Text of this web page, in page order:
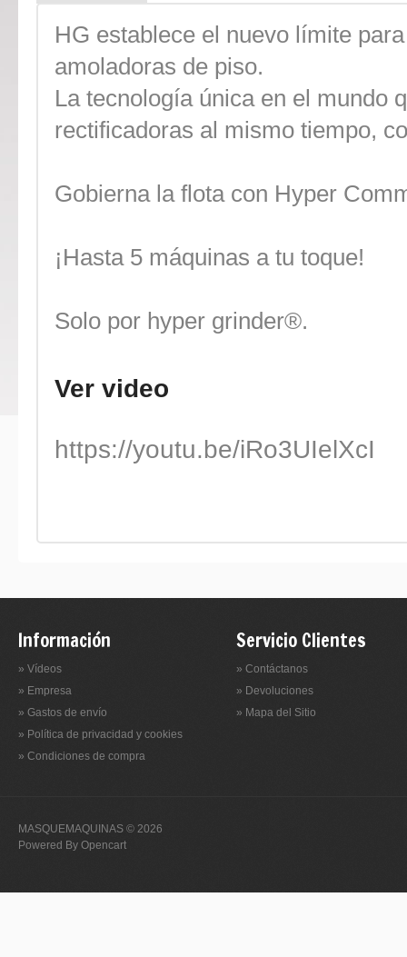
HG establece el nuevo límite
amoladoras de piso.
La tecnología única en el mundo
rectificadoras al mismo tiempo,
Gobierna la flota con Hyper
¡Hasta 5 máquinas a tu toque!
Solo por hyper grinder®.
Ver video
https://youtu.be/iRo3UIelXcI
Información
» Vídeos
» Empresa
» Gastos de envío
» Política de privacidad y cookies
» Condiciones de compra
Servicio Clientes
» Contáctanos
» Devoluciones
» Mapa del Sitio
MASQUEMAQUINAS © 2026
Powered By Opencart